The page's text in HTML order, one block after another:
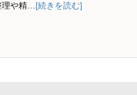
や精… [続きを読む]